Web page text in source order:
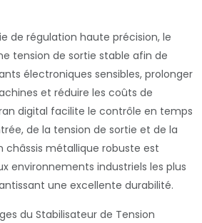
de régulation haute précision, le
tension de sortie stable afin de
électroniques sensibles, prolonger
et réduire les coûts de
digital facilite le contrôle en temps
de la tension de sortie et de la
châssis métallique robuste est
environnements industriels les plus
une excellente durabilité.
du Stabilisateur de Tension